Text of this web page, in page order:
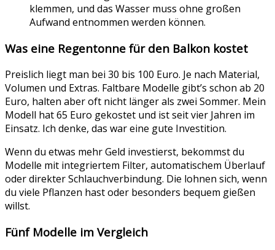
klemmen, und das Wasser muss ohne großen
Aufwand entnommen werden können.
Was eine Regentonne für den Balkon kostet
Preislich liegt man bei 30 bis 100 Euro. Je nach Material,
Volumen und Extras. Faltbare Modelle gibt’s schon ab 20
Euro, halten aber oft nicht länger als zwei Sommer. Mein
Modell hat 65 Euro gekostet und ist seit vier Jahren im
Einsatz. Ich denke, das war eine gute Investition.
Wenn du etwas mehr Geld investierst, bekommst du
Modelle mit integriertem Filter, automatischem Überlauf
oder direkter Schlauchverbindung. Die lohnen sich, wenn
du viele Pflanzen hast oder besonders bequem gießen
willst.
Fünf Modelle im Vergleich